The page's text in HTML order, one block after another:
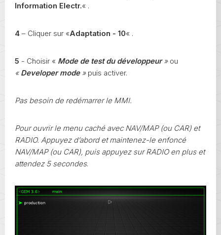
Information Electr.« .
4 – Cliquer sur «Adaptation - 10« .
5 - Choisir « Mode de test du développeur» ou
« Developer mode» puis activer.
Pas besoin de redémarrer le MMI.
Pour ouvrir le menu caché avec NAV/MAP (ou CAR) et
RADIO. Appuyez d’abord et maintenez-le enfoncé
NAV/MAP (ou CAR), puis appuyez sur RADIO en plus et
attendez 5 secondes.